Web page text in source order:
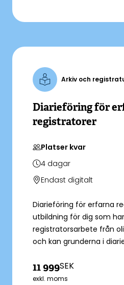
Arkiv och
Diarieföring för
registratorer
Platser kvar
4 dagar
Endast digitalt
Diarieföring för erfarna
utbildning för dig som
registratorsarbete från
och kan grunderna i
och lägger stor vikt vid
utveckling av
11 999SEK
exkl. moms